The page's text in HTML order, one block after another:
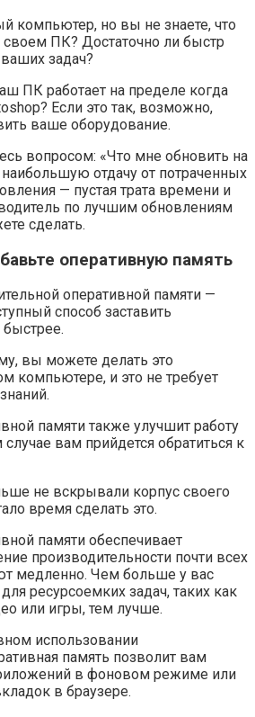
компьютер, но вы не знаете, что
своем ПК? Достаточно ли быстр
задач?
ПК работает на пределе когда
Если это так, возможно,
ваше оборудование.
вопросом: «Что мне обновить на
отдачу от потраченных
— пустая трата времени и
по лучшим обновлениям
сделать.
оперативную память
оперативной памяти —
способ заставить
вы можете делать это
компьютере, и это не требует
памяти также улучшит работу
случае вам прийдется обратиться к
не вскрывали корпус своего
время сделать это.
памяти обеспечивает
производительности почти всех
медленно. Чем больше у вас
ресурсоемких задач, таких как
или игры, тем лучше.
использовании
память позволит вам
в фоновом режиме или
в браузере.